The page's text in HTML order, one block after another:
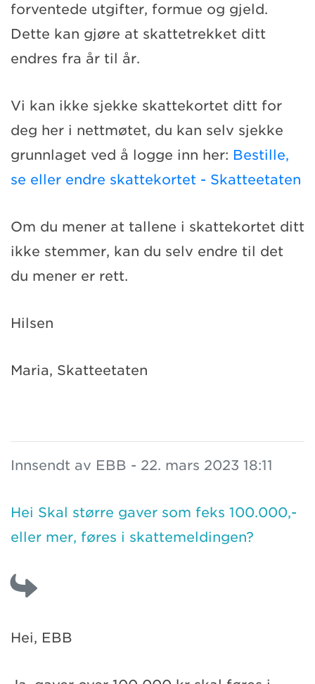
forventede utgifter, formue og gjeld.
Dette kan gjøre at skattetrekket ditt
endres fra år til år.
Vi kan ikke sjekke skattekortet ditt for
deg her i nettmøtet, du kan selv sjekke
grunnlaget ved å logge inn her: Bestille,
se eller endre skattekortet - Skatteetaten
Om du mener at tallene i skattekortet ditt
ikke stemmer, kan du selv endre til det
du mener er rett.
Hilsen
Maria, Skatteetaten
Innsendt av EBB - 22. mars 2023 18:11
Hei Skal større gaver som feks 100.000,-
eller mer, føres i skattemeldingen?
Hei, EBB